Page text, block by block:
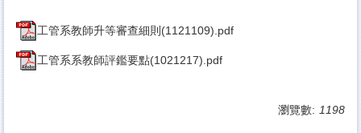
工管系教師升等審查細則(1121109).pdf
工管系系教師評鑑要點(1021217).pdf
瀏覽數: 1198